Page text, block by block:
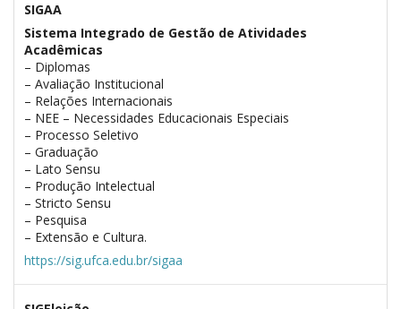
SIGAA
Sistema Integrado de Gestão de Atividades
Acadêmicas
– Diplomas
– Avaliação Institucional
– Relações Internacionais
– NEE – Necessidades Educacionais Especiais
– Processo Seletivo
– Graduação
– Lato Sensu
– Produção Intelectual
– Stricto Sensu
– Pesquisa
– Extensão e Cultura.
https://sig.ufca.edu.br/sigaa